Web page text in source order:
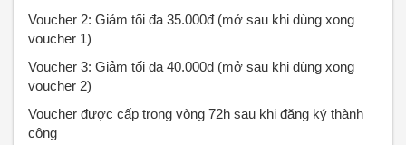
Voucher 2: Giảm tối đa 35.000đ (mở sau khi dùng xong
voucher 1)
Voucher 3: Giảm tối đa 40.000đ (mở sau khi dùng xong
voucher 2)
Voucher được cấp trong vòng 72h sau khi đăng ký thành
công